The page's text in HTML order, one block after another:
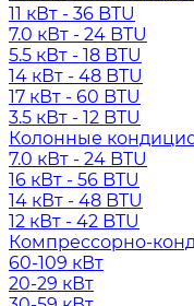
11 кВт - 36 BTU
7.0 кВт - 24 BTU
5.5 кВт - 18 BTU
14 кВт - 48 BTU
17 кВт - 60 BTU
3.5 кВт - 12 BTU
Колонные
7.0 кВт - 24 BTU
16 кВт - 56 BTU
14 кВт - 48 BTU
12 кВт - 42 BTU
Компрессорно-
60-109 кВт
20-29 кВт